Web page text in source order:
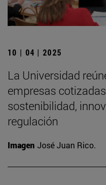
10 | 04 | 2025
La Universidad
empresas
sostenibilidad,
regulación
Imagen José Juan Rico.